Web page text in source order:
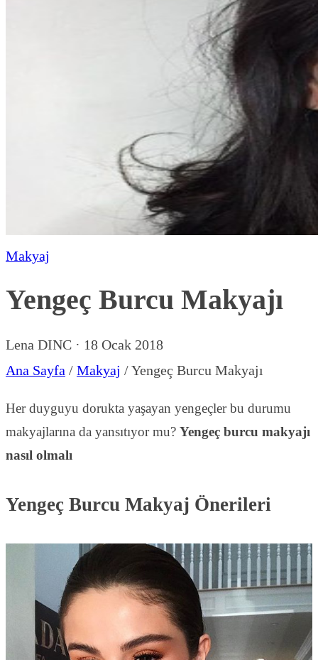
Makyaj
Yengeç Burcu Makyajı
Lena DINC · 18 Ocak 2018
Ana Sayfa / Makyaj /Yengeç Burcu Makyajı
Her duyguyu dorukta yaşayan yengeçler bu durumu
makyajlarına da yansıtıyor mu? Yengeç burcu makyajı
nasıl olmalı
Yengeç Burcu Makyaj Önerileri